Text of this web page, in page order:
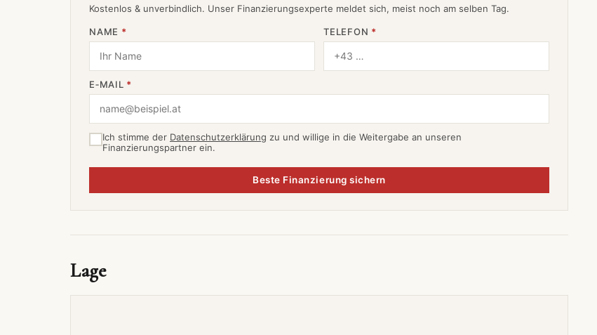
Kostenlos & unverbindlich. Unser Finanzierungsexperte meldet sich, meist noch am selben Tag.
NAME * TELEFON *
E‑MAIL *
Ich stimme der Datenschutzerklärung zu und willige in die Weitergabe an unseren
Finanzierungspartner ein.
Beste Finanzierung sichern
Lage